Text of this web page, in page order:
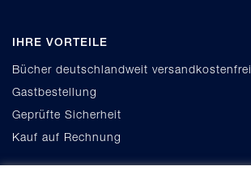
IHRE VORTEILE
Bücher deutschlandweit versandkostenfrei
Gastbestellung
Geprüfte Sicherheit
Kauf auf Rechnung